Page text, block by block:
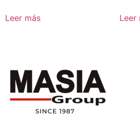
Leer más Leer